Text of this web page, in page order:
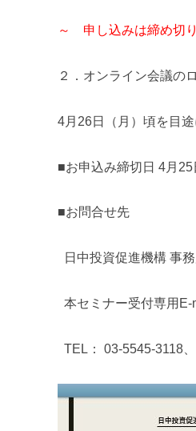
～ 申し込みは締め切
２．オンライン会議の
4月 26日（月）頃を目
■お申込み締切日 4月 25
■お問合せ先
日中投資促進機構 事
本セミナー受付専用 E-
TEL ： 03-5545-3118